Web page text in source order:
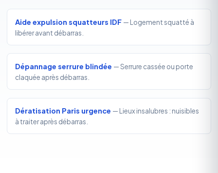
Aide expulsion squatteurs IDF — Logement squatté à
libérer avant débarras.
Dépannage serrure blindée — Serrure cassée ou porte
claquée après débarras.
Dératisation Paris urgence — Lieux insalubres : nuisibles
à traiter après débarras.